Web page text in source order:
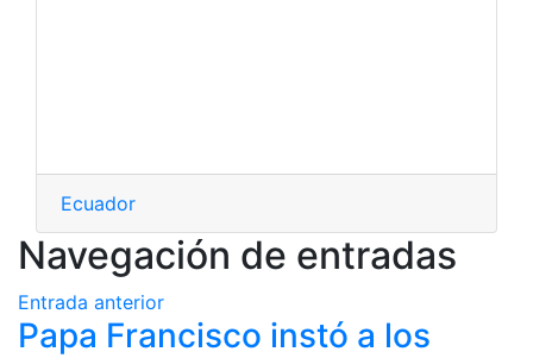
Ecuador
Navegación de entradas
Entrada anterior
Papa Francisco instó a los